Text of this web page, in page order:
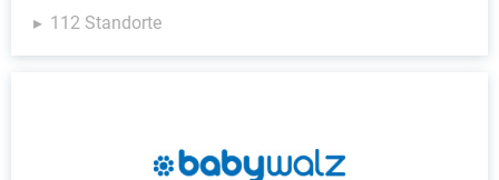
112 Standorte